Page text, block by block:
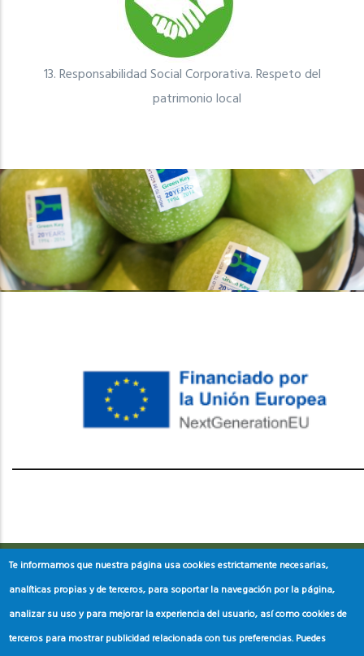
13.Responsabilidad Social Corporativa. Respeto del
patrimonio local
레딧 다운로드coloring pages printableinstagram reels
Te informamos que nuestra página usa cookies estrictamente necesarias,
analíticas propias y de terceros, para soportar la navegación por la página,
analizar su uso y para mejorar la experiencia del usuario, así como cookies de
terceros para mostrar publicidad relacionada con tus preferencias. Puedes